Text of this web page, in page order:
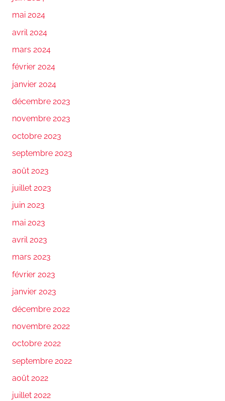
mai 2024
avril 2024
mars 2024
février 2024
janvier 2024
décembre 2023
novembre 2023
octobre 2023
septembre 2023
août 2023
juillet 2023
juin 2023
mai 2023
avril 2023
mars 2023
février 2023
janvier 2023
décembre 2022
novembre 2022
octobre 2022
septembre 2022
août 2022
juillet 2022